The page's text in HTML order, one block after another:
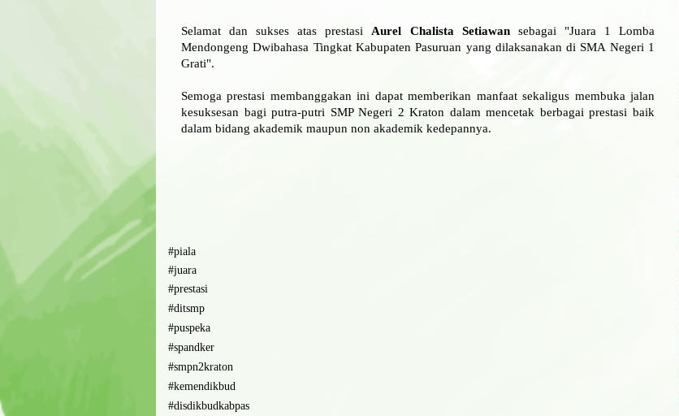
Selamat dan sukses atas prestasi Aurel Chalista Setiawansebagai "Juara 1 Lomba
Mendongeng Dwibahasa Tingkat Kabupaten Pasuruan yang dilaksanakan di SMA Negeri 1
Grati".
Semoga prestasi membanggakan ini dapat memberikan manfaat sekaligus membuka jalan
kesuksesan bagi putra-putri SMP Negeri 2 Kraton dalam mencetak berbagai prestasi baik
dalam bidang akademik maupun non akademik kedepannya.
#piala
#juara
#prestasi
#ditsmp
#puspeka
#spandker
#smpn2kraton
#kemendikbud
#disdikbudkabpas